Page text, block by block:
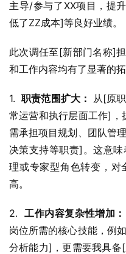
主导/参与了XX项目，提
低了ZZ成本]等良好业绩。
此次调任至[新部门名称]
和工作内容均有了显著的
1. 职责范围扩大： 从[原
常运营和执行层面工作]，
需承担项目规划、团队管
决策支持等职责]。这意
理或专家型角色转变，对
高。
2. 工作内容复杂性增加：
岗位所需的核心技能，例
分析能力]，更需要我具备